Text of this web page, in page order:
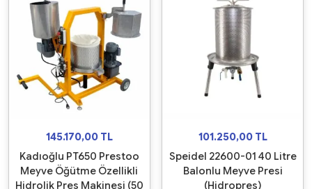
145.170,00 TL
Kadıoğlu PT650 Prestoo
Meyve Öğütme Özellikli
Hidrolik Pres Makinesi (50
101.250,00 TL
Speidel 22600-01 40 Litre
Balonlu Meyve Presi
(Hidropres)